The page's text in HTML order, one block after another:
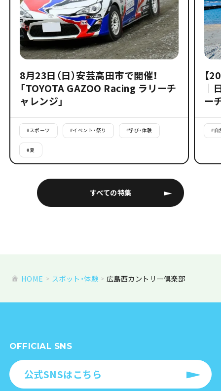
すべての特集
8月23日（日）安芸高田市で開催！
「TOYOTA GAZOO Racing ラリーチ
ャレンジ」
#スポーツ #イベント・祭り #学び・体験
#夏
【
｜
ー
#自
HOME スポット・体験 広島西カントリー倶楽部
OFFICIAL SNS
公式SNSはこちら